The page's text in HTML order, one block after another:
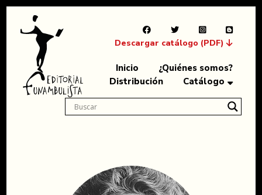
Descargar catálogo (PDF)
Inicio
¿Quiénes somos?
Distribución
Catálogo